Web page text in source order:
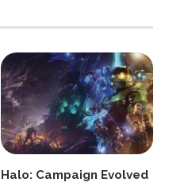
Halo: Campaign Evolved